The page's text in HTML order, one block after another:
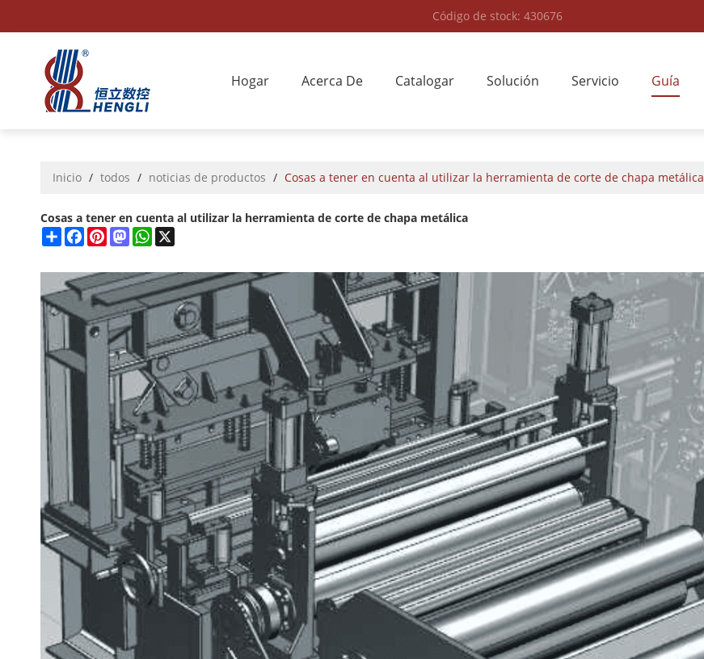
Código de stock: 430676
Hogar Acerca De Catalogar Solución Servicio Guía
Inicio / todos / noticias de productos / Cosas a tener en cuenta al utilizar la herramienta de corte de chapa metálica
Cosas a tener en cuenta al utilizar la herramienta de corte de chapa metálica
ShareFacebook
PinterestMastodonWhatsApp